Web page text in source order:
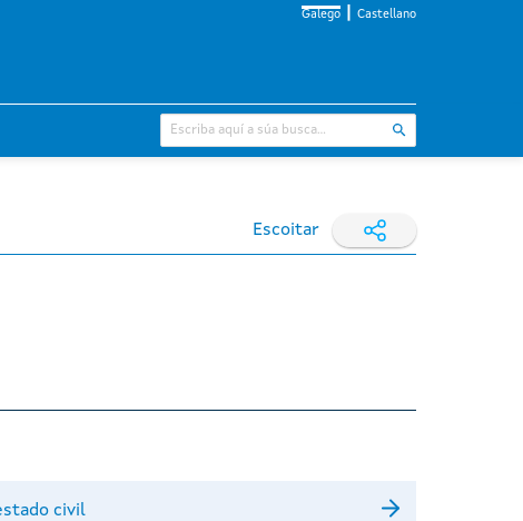
Galego Castellano
Escoitar
civil